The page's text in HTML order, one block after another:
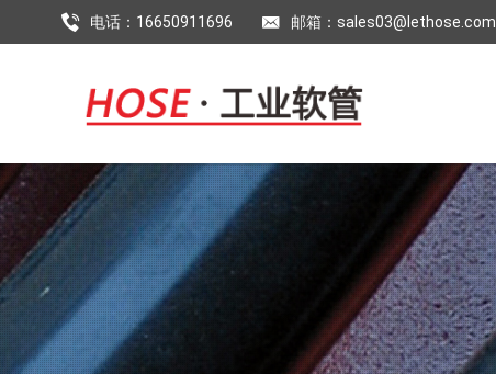
电话：16650911696 邮箱：sales03@lethose.com